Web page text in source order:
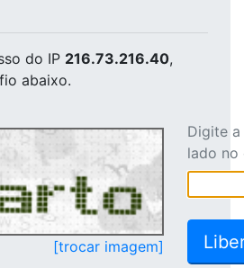
do IP 216.73.216.40,
abaixo.
[trocar imagem]
Digite
lado no